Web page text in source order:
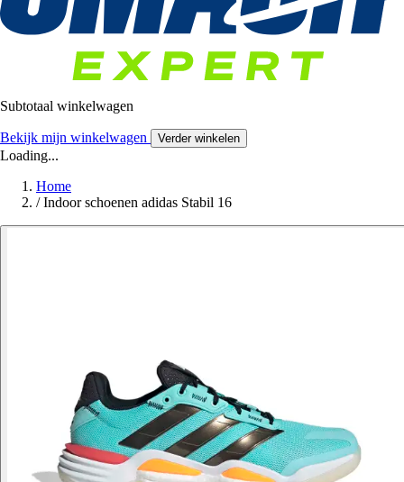
Subtotaal winkelwagen
Bekijk mijn winkelwagen Verder winkelen
Loading...
Home
/ Indoor schoenen adidas Stabil 16